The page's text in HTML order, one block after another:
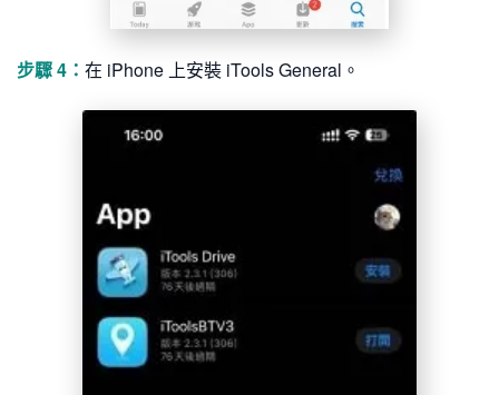
步驟 4： 在 iPhone 上安裝 iTools General。